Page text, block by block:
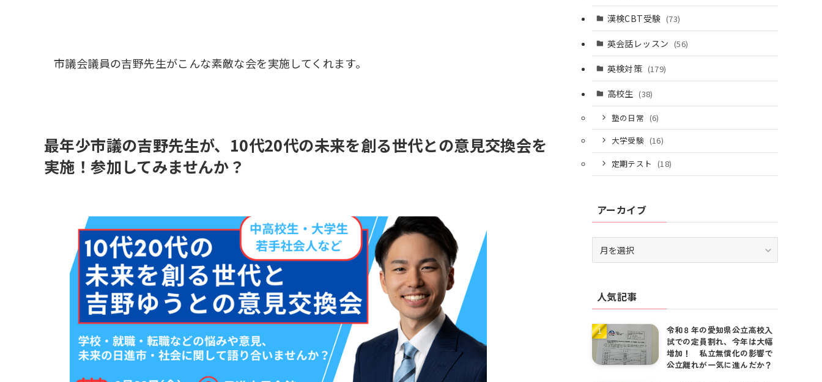
市議会議員の吉野先生がこんな素敵な会を実施してくれます。
最年少市議の吉野先生が、10代20代の未来を創る世代との意見交換会を
実施！参加してみませんか？
漢検CBT受験 (73)
英会話レッスン (56)
英検対策 (179)
高校生 (38)
塾の日常 (6)
大学受験 (16)
定期テスト (18)
アーカイブ
ー
ブ人気記事
令和８年の愛知県公立高校入
試での定員割れ、今年は大幅
増加！ 私立無償化の影響で
公立離れが一気に進んだか？